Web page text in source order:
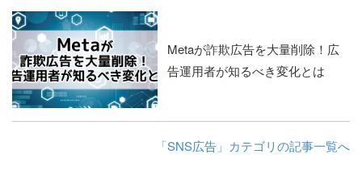
Metaが詐欺広告を大量削除！広
告運用者が知るべき変化とは
「SNS広告」カテゴリの記事一覧へ